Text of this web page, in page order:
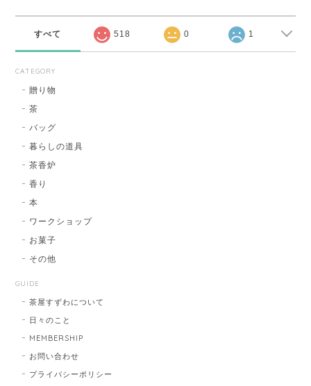
すべて 518 0 1
CATEGORY
贈り物
茶
バッグ
暮らしの道具
茶香炉
香り
本
ワークショップ
お菓子
その他
GUIDE
茶屋すずわについて
日々のこと
MEMBERSHIP
お問い合わせ
プライバシーポリシー